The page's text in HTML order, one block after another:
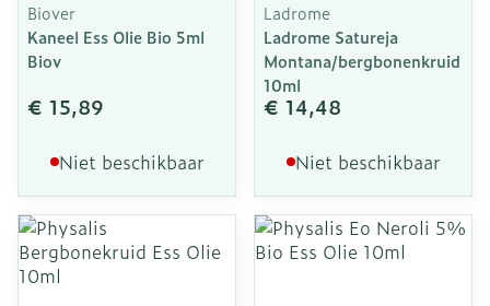
Biover
Kaneel Ess Olie Bio 5ml
Biov
€ 15,89
Niet beschikbaar
Ladrome
Ladrome Satureja
Montana/bergbonenkruid
10ml
€ 14,48
Niet beschikbaar